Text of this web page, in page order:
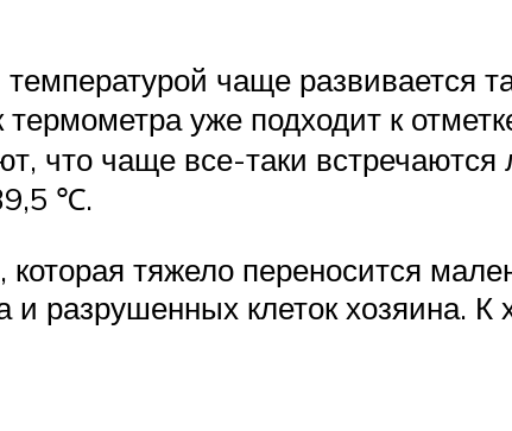
чаще развивается
термометра уже подходит к
что чаще все-таки
℃.
тяжело переносится
и разрушенных клеток хозяина.